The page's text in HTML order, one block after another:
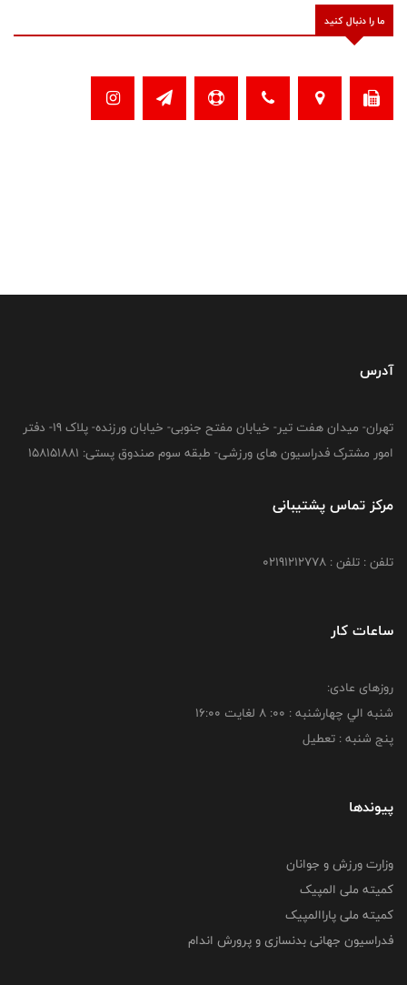
ما را دنبال کنید
آدرس
تهران- میدان هفت تیر- خیابان مفتح جنوبی- خیابان ورزنده- پلاک 19- دفتر
امور مشترک فدراسیون های ورزشی- طبقه سوم صندوق پستی: 158151881
مرکز تماس پشتیبانی
تلفن : تلفن : 02191212778
ساعات کار
روزهای عادی:
شنبه الي چهارشنبه : 00: 8 لغايت 16:00
پنج شنبه : تعطیل
پیوندها
وزارت ورزش و جوانان
کمیته ملی المپیک
کمیته ملی پاراالمپیک
فدراسیون جهانی بدنسازی و پرورش اندام